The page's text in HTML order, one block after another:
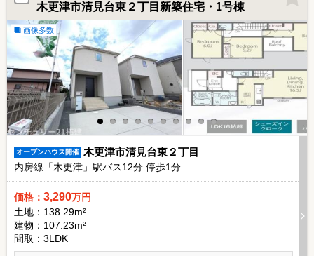
木更津市清見台東２丁目新築住宅・1号棟
画像多数
オープンハウス開催 木更津市清見台東２丁目
内房線「木更津」駅バス12分 停歩1分
価格： 3,290万円
土地：138.29m²
建物：107.23m²
間取：3LDK